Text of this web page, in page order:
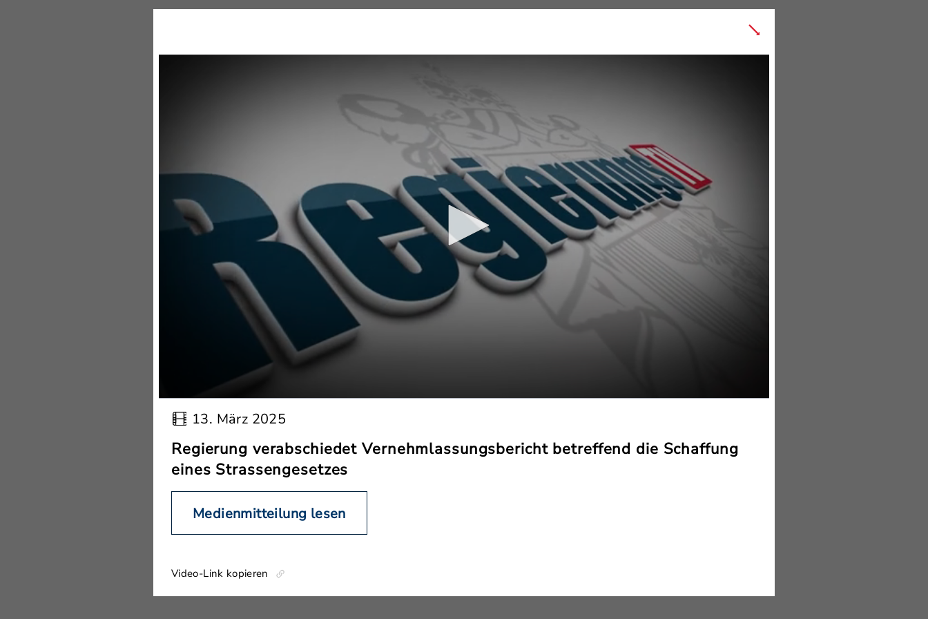
13. März 2025
Regierung verabschiedet Vernehmlassungsbericht betreffend die Schaffung
eines Strassengesetzes
Medienmitteilung lesen
Video-Link kopieren